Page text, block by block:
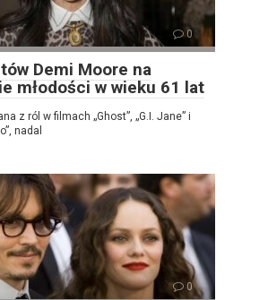
0
Demi Moore na
młodości w wieku 61 lat
z ról w filmach „Ghost”, „G.I. Jane” i
nadal
0